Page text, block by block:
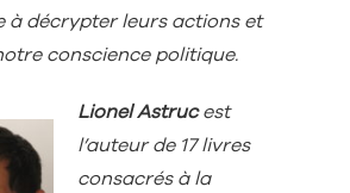
à décrypter leurs actions et
conscience politique.
Lionel Astrucest
l’auteur de 17 livres
consacrés à la